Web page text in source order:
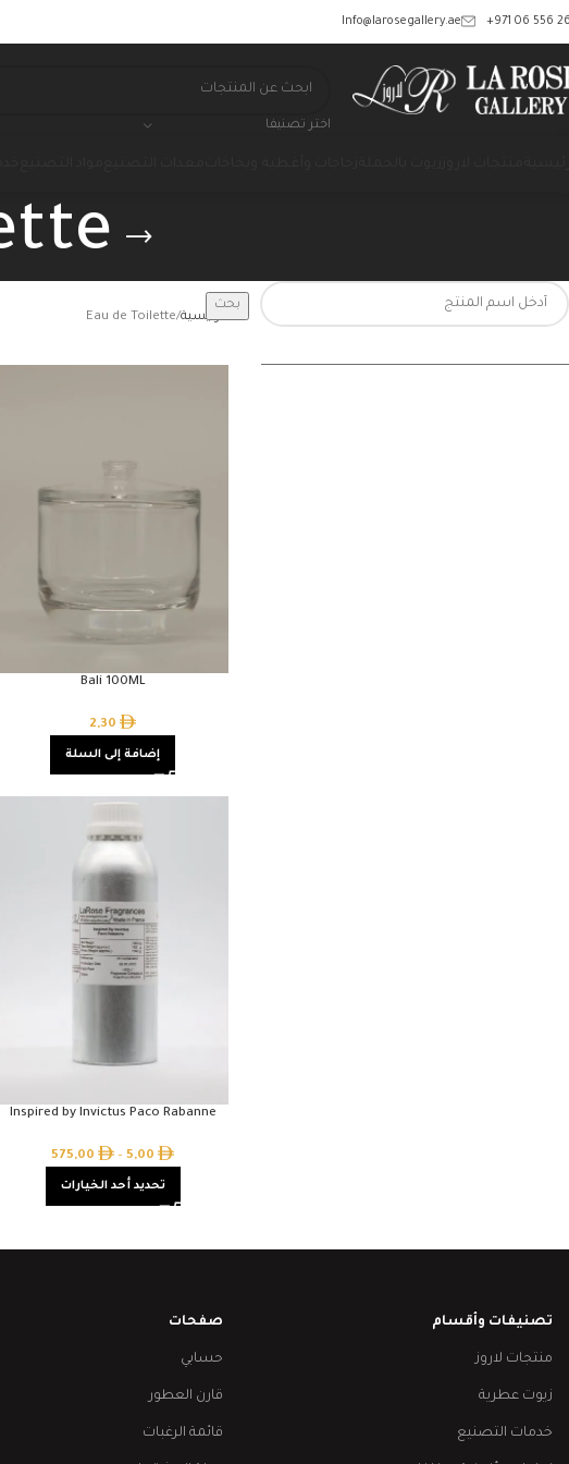
‎+971 06 556
Info@larosegallery.ae
اختر تصنيفا
بحث
الرئيسية Eau de Toilette
Bali 100ML
2,30
إضافة إلى السلة
Inspired by Invictus Paco Rabanne
5,00
–
575,00
تحديد أحد الخيارات
تصنيفات وأقسام
منتجات لاروز
زيوت عطرية
خدمات التصنيع
صفحات
حسابي
قارن العطور
قائمة الرغبات